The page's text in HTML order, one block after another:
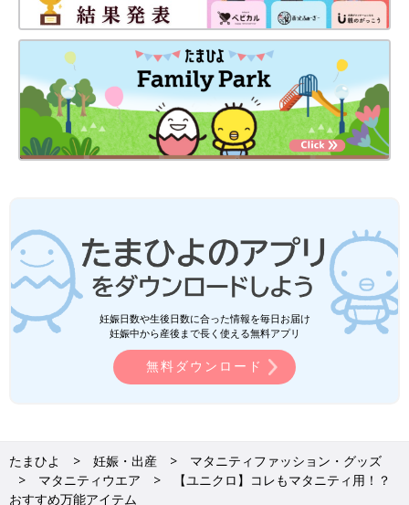
妊娠日数や生後日数に合った情報を毎日お届け
妊娠中から産後まで長く使える無料アプリ
無料ダウンロード
たまひよ 妊娠・出産
マタニティファッション・グッズ
マタニティウエア
【ユニクロ】コレもマタニティ用！？
おすすめ万能アイテム